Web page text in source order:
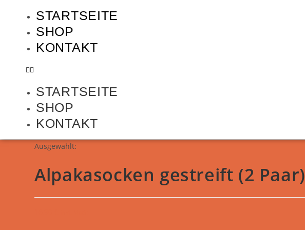
STARTSEITE
SHOP
KONTAKT
STARTSEITE
SHOP
KONTAKT
Ausgewählt:
Alpakasocken gestreift (2 Paar)